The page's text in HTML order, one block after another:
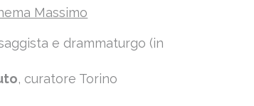
Massimo
e drammaturgo (in
, curatore Torino